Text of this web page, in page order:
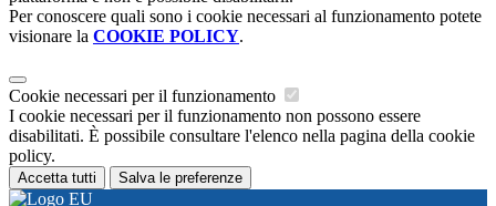
Per conoscere quali sono i cookie necessari al funzionamento potete
visionare la COOKIE POLICY.
Cookie necessari per il funzionamento
I cookie necessari per il funzionamento non possono essere
disabilitati. È possibile consultare l'elenco nella pagina della cookie
policy.
Accetta tutti Salva le preferenze